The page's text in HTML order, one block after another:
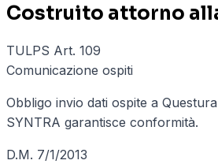
Costruito attorno
TULPS Art. 109
Comunicazione ospiti
Obbligo invio dati ospite a
SYNTRA garantisce conformità.
D.M. 7/1/2013